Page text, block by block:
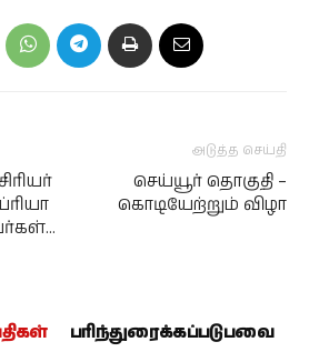
அடுத்த செய்தி
செய்யூர் தொகுதி –
கொடியேற்றும் விழா
பரிந்துரைக்கப்படுபவை